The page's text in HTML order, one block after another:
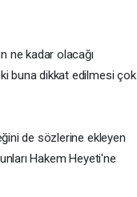
ne kadar olacağı
buna dikkat edilmesi çok
de sözlerine ekleyen
Hakem Heyeti'ne